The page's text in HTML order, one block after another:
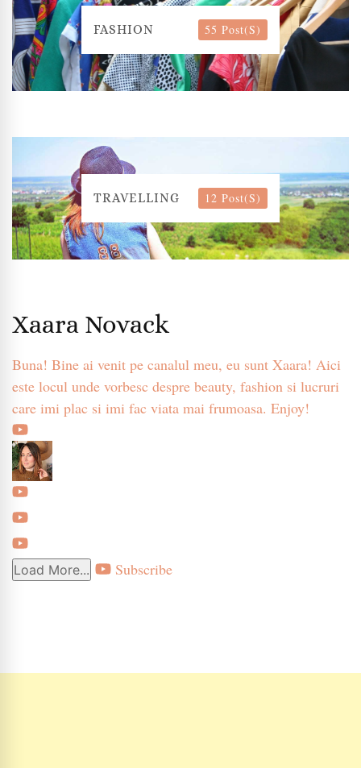
FASHION 55 Post(s)
TRAVELLING 12 Post(s)
Xaara Novack
Buna! Bine ai venit pe canalul meu, eu sunt Xaara! Aici
este locul unde vorbesc despre beauty, fashion si lucruri
care imi plac si imi fac viata mai frumoasa. Enjoy!
Load More... Subscribe